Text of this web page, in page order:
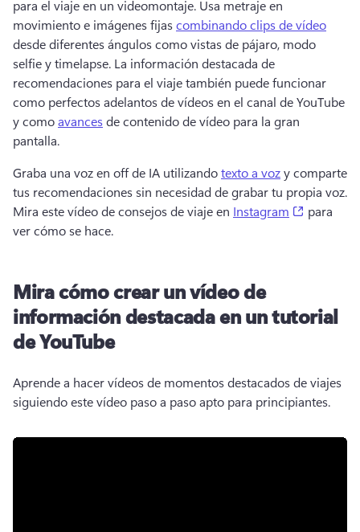
para el viaje en un videomontaje. Usa metraje en
movimiento e imágenes fijas combinando clips de vídeo
desde diferentes ángulos como vistas de pájaro, modo
selfie y timelapse. La información destacada de
recomendaciones para el viaje también puede funcionar
como perfectos adelantos de vídeos en el canal de YouTube
y como avances de contenido de vídeo para la gran
pantalla.
Graba una voz en off de IA utilizando texto a voz y comparte
Mira este vídeo de consejos de viaje en Instagram (opens
para
ver cómo se hace.
Mira cómo crear un vídeo de
información destacada en un tutorial
de YouTube
Aprende a hacer vídeos de momentos destacados de viajes
siguiendo este vídeo paso a paso apto para principiantes.